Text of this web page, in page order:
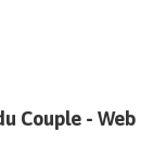
Couple - Web